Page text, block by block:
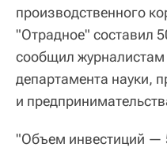
производственного
"Отрадное" составил
сообщил журналистам
департамента науки,
и
"Объем инвестиций —